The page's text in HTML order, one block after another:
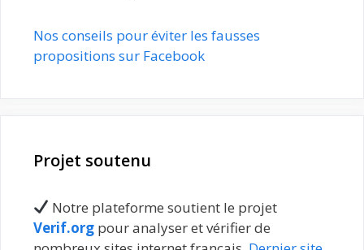
Nos conseils pour éviter les fausses
propositions sur Facebook
Projet soutenu
Notre plateforme soutient le projet
Verif.org pour analyser et vérifier de